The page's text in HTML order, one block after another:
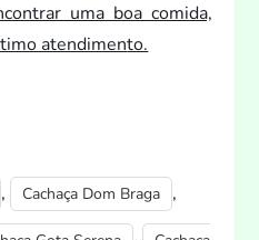
uma boa comida,
atendimento.
, Cachaça Dom Braga ,